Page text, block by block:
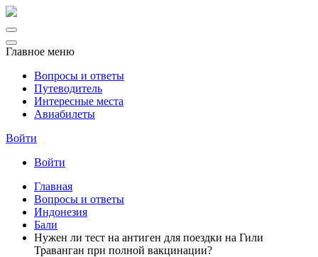
Главное меню
Вопросы и ответы
Путеводитель
Интересные места
Авиабилеты
Войти
Войти
Главная
Вопросы и ответы
Индонезия
Бали
Нужен ли тест на антиген для поездки на Гили
Траванган при полной вакцинации?